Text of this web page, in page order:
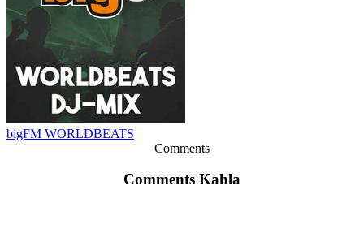
bigFM WORLDBEATS
Comments
Comments Kahla